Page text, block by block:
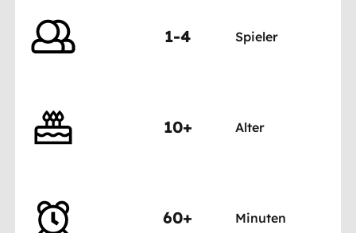
1-4 Spieler
10+ Alter
60+ Minuten